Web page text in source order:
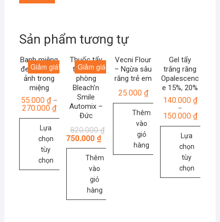
Sản phẩm tương tự
Giảm giá!
Banh miệng
đen – Chụp
ảnh trong
miệng
55.000 ₫–
270.000 ₫
Lựa
chọn
tùy
chọn
Giảm giá!
Thuốc tẩy
trắng tại
phòng
Bleach’n
Smile
Automix –
Đức
820.000₫Giá
gốc
820.000 ₫.
750.000 ₫
Giá
hiện
là:
Thêm
vào
giỏ
hàng
Vecni Flour
– Ngừa sâu
răng trẻ em
25.000 ₫
Thêm
vào
giỏ
hàng
Gel tẩy
trắng răng
Opalescenc
e 15%, 20%
140.000 ₫
–
150.000 ₫
Lựa
chọn
tùy
chọn